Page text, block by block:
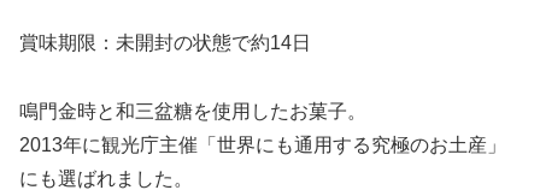
賞味期限：未開封の状態で約14日
鳴門金時と和三盆糖を使用したお菓子。
2013年に観光庁主催「世界にも通用する究極のお土産」
にも選ばれました。